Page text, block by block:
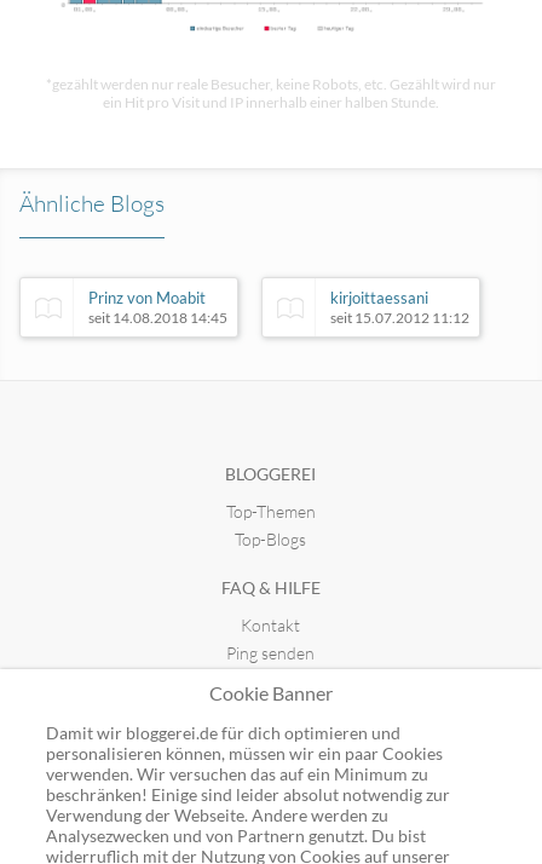
*gezählt werden nur reale Besucher, keine Robots, etc. Gezählt wird nur
ein Hit pro Visit und IP innerhalb einer halben Stunde.
Ähnliche Blogs
Prinz von Moabit
seit 14.08.2018 14:45
kirjoittaessani
seit 15.07.2012 11:12
BLOGGEREI
Top-Themen
Top-Blogs
FAQ & HILFE
Kontakt
Ping senden
GUTSCHEINE
Top-Gutscheine
Alle Shops
Cookie Banner
Damit wir bloggerei.de für dich optimieren und
personalisieren können, müssen wir ein paar Cookies
verwenden. Wir versuchen das auf ein Minimum zu
beschränken! Einige sind leider absolut notwendig zur
Verwendung der Webseite. Andere werden zu
Analysezwecken und von Partnern genutzt. Du bist
widerruflich mit der Nutzung von Cookies auf unserer